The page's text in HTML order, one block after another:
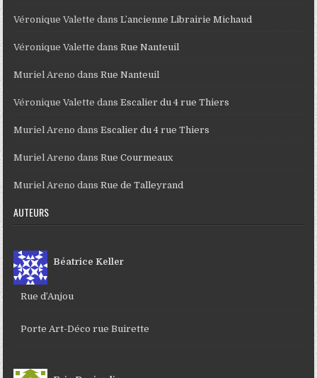
Véronique Valette dansL’ancienne Librairie Michaud
Véronique Valette dansRue Nanteuil
Muriel Areno dansRue Nanteuil
Véronique Valette dansEscalier du 4 rue Thiers
Muriel Areno dansEscalier du 4 rue Thiers
Muriel Areno dansRue Courmeaux
Muriel Areno dansRue de Talleyrand
AUTEURS
Béatrice Keller
Rue d’Anjou
Porte Art-Déco rue Buirette